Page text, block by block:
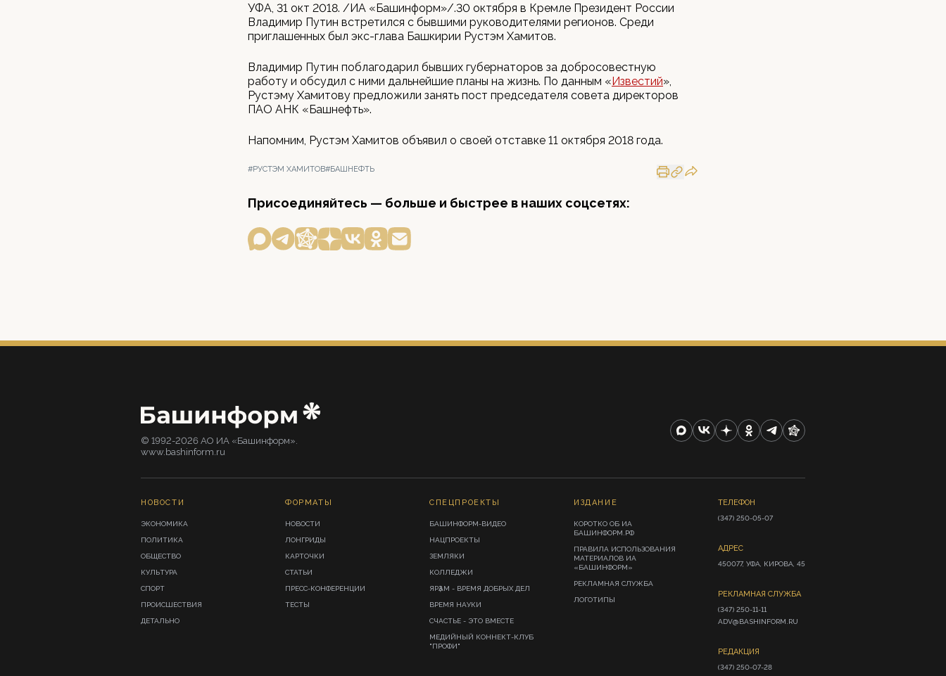
УФА, 31 окт 2018. /ИА «Башинформ»/.30 октября в Кремле Президент России
Владимир Путин встретился с бывшими руководителями регионов. Среди
приглашенных был экс-глава Башкирии Рустэм Хамитов.
Владимир Путин поблагодарил бывших губернаторов за добросовестную
работу и обсудил с ними дальнейшие планы на жизнь. По данным «Известий»,
Рустэму Хамитову предложили занять пост председателя совета директоров
ПАО АНК «Башнефть».
Напомним, Рустэм Хамитов объявил о своей отставке 11 октября 2018 года.
#РУСТЭМ ХАМИТОВ#БАШНЕФТЬ
Присоединяйтесь — больше и быстрее в наших соцсетях:
© 1992-2026 АО ИА «Башинформ».
www.bashinform.ru
НОВОСТИ
ЭКОНОМИКА
ПОЛИТИКА
ОБЩЕСТВО
КУЛЬТУРА
СПОРТ
ПРОИСШЕСТВИЯ
ДЕТАЛЬНО
ФОРМАТЫ
НОВОСТИ
ЛОНГРИДЫ
КАРТОЧКИ
СТАТЬИ
ПРЕСС-КОНФЕРЕНЦИИ
ТЕСТЫ
СПЕЦПРОЕКТЫ
БАШИНФОРМ-ВИДЕО
НАЦПРОЕКТЫ
ЗЕМЛЯКИ
КОЛЛЕДЖИ
ЯРҘАМ - ВРЕМЯ ДОБРЫХ ДЕЛ
ВРЕМЯ НАУКИ
СЧАСТЬЕ - ЭТО ВМЕСТЕ
МЕДИЙНЫЙ КОННЕКТ-КЛУБ
"ПРОФИ"
ИЗДАНИЕ
КОРОТКО ОБ ИА
БАШИНФОРМ.РФ
ПРАВИЛА ИСПОЛЬЗОВАНИЯ
МАТЕРИАЛОВ ИА
«БАШИНФОРМ»
РЕКЛАМНАЯ СЛУЖБА
ЛОГОТИПЫ
ТЕЛЕФОН
(347) 250-05-07
АДРЕС
450077, УФА, КИРОВА, 45
РЕКЛАМНАЯ СЛУЖБА
(347) 250-11-11
ADV@BASHINFORM.RU
РЕДАКЦИЯ
(347) 250-07-28